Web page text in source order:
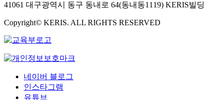
41061 대구광역시 동구 동내로 64(동내동1119) KERIS빌딩
Copyright© KERIS. ALL RIGHTS RESERVED
네이버 블로그
인스타그램
유튜브